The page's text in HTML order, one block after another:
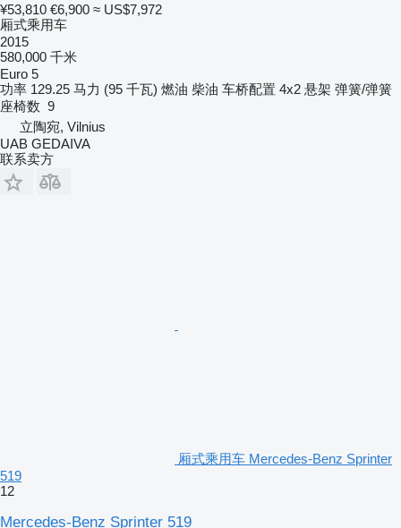
¥53,810 €6,900 ≈ US$7,972
厢式乘用车
2015
580,000 千米
Euro 5
功率 129.25 马力 (95 千瓦) 燃油 柴油 车桥配置 4x2 悬架 弹簧/弹簧
座椅数 9
立陶宛, Vilnius
UAB GEDAIVA
联系卖方
厢式乘用车 Mercedes-Benz Sprinter
519
12
Mercedes-Benz Sprinter 519